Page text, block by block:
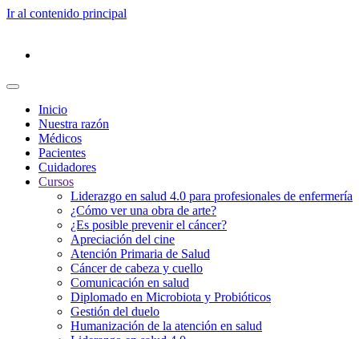
Ir al contenido principal
Inicio
Nuestra razón
Médicos
Pacientes
Cuidadores
Cursos
Liderazgo en salud 4.0 para profesionales de enfermería
¿Cómo ver una obra de arte?
¿Es posible prevenir el cáncer?
Apreciación del cine
Atención Primaria de Salud
Cáncer de cabeza y cuello
Comunicación en salud
Diplomado en Microbiota y Probióticos
Gestión del duelo
Humanización de la atención en salud